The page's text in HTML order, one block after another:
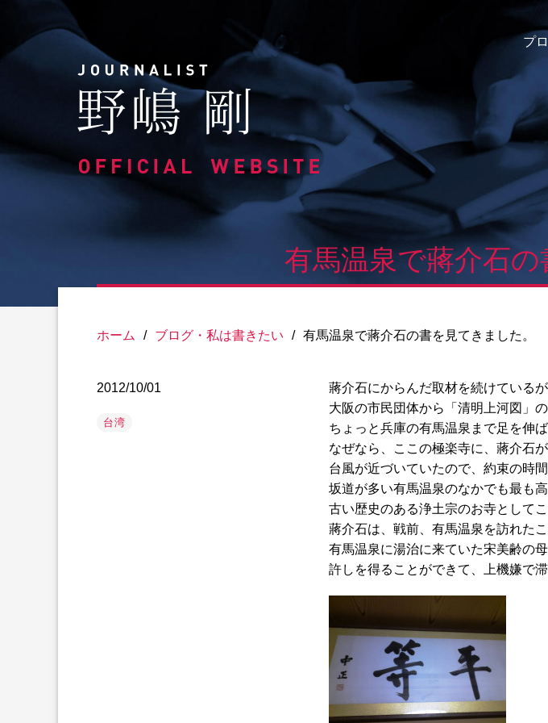
content
プ
有馬温泉で蔣介石の
ホーム / ブログ・私は書きたい / 有馬温泉で蔣介石の書を見てきました。
2012/10/01
台湾
蔣介石にからんだ取材を続けているが
大阪の市民団体から「清明上河図」
ちょっと兵庫の有馬温泉まで足を伸ば
なぜなら、ここの極楽寺に、蔣介石
台風が近づいていたので、約束の時
坂道が多い有馬温泉のなかでも最も
古い歴史のある浄土宗のお寺として
蔣介石は、戦前、有馬温泉を訪れたこ
有馬温泉に湯治に来ていた宋美齢の
許しを得ることができて、上機嫌で